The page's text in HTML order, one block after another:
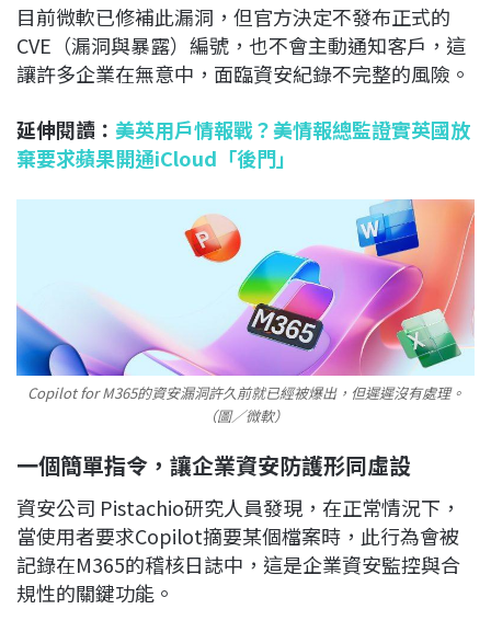
目前微軟已修補此漏洞，但官方決定不發布正式的
CVE（漏洞與暴露）編號，也不會主動通知客戶，這
讓許多企業在無意中，面臨資安紀錄不完整的風險。
延伸閱讀： 美英用戶情報戰？美情報總監證實英國放
棄要求蘋果開通iCloud「後門」
Copilot for M365的資安漏洞許久前就已經被爆出，但遲遲沒有處理。
（圖／微軟）
一個簡單指令，讓企業資安防護形同虛設
資安公司 Pistachio研究人員發現，在正常情況下，
當使用者要求Copilot摘要某個檔案時，此行為會被
記錄在M365的稽核日誌中，這是企業資安監控與合
規性的關鍵功能。